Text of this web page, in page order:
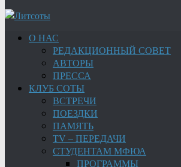
О НАС
РЕДАКЦИОННЫЙ СОВЕТ
АВТОРЫ
ПРЕССА
КЛУБ СОТЫ
ВСТРЕЧИ
ПОЕЗДКИ
ПАМЯТЬ
TV – ПЕРЕДАЧИ
СТУДЕНТАМ МФЮА
ПРОГРАММЫ